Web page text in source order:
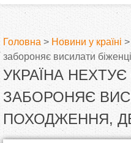
В
и
є
Головна > Новини у країні >
забороняє висилати
УКРАЇНА
ЗАБОРОНЯЄ
ПОХОДЖЕННЯ,